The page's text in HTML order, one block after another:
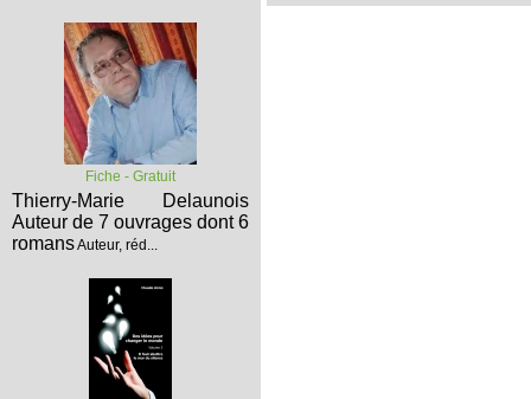
Fiche - Gratuit
Thierry-Marie Delaunois
Auteur de 7 ouvrages dont 6
romansAuteur, réd...